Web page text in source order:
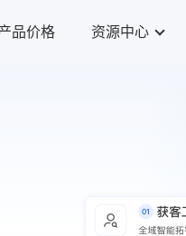
品价格 资源中心